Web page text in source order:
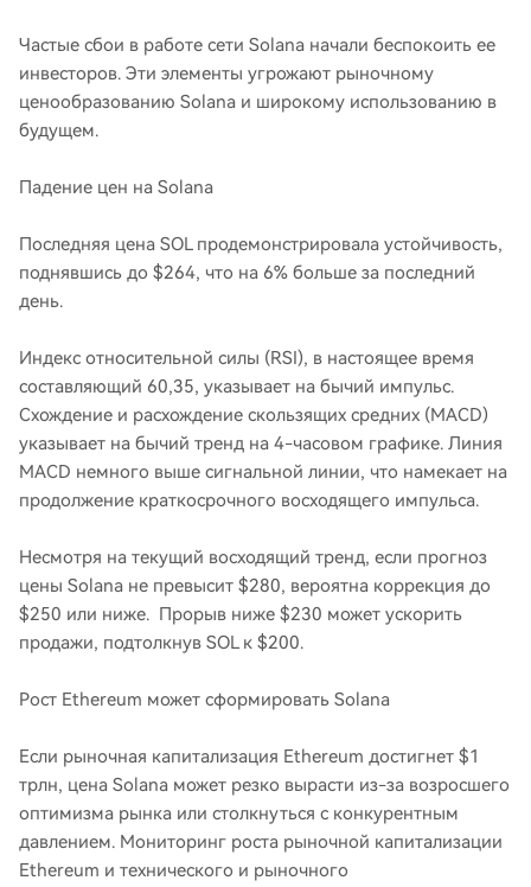
Частые сбои в работе сети Solana начали беспокоить ее
инвесторов. Эти элементы угрожают рыночному
ценообразованию Solana и широкому использованию в
будущем.
Падение цен на Solana
Последняя цена SOL продемонстрировала устойчивость,
поднявшись до $264, что на 6% больше за последний
день.
Индекс относительной силы (RSI), в настоящее время
составляющий 60,35, указывает на бычий импульс.
Схождение и расхождение скользящих средних (MACD)
указывает на бычий тренд на 4-часовом графике. Линия
MACD немного выше сигнальной линии, что намекает на
продолжение краткосрочного восходящего импульса.
Несмотря на текущий восходящий тренд, если прогноз
цены Solana не превысит $280, вероятна коррекция до
$250 или ниже. Прорыв ниже $230 может ускорить
продажи, подтолкнув SOL к $200.
Рост Ethereum может сформировать Solana
Если рыночная капитализация Ethereum достигнет $1
трлн, цена Solana может резко вырасти из-за возросшего
оптимизма рынка или столкнуться с конкурентным
давлением. Мониторинг роста рыночной капитализации
Ethereum и технического и рыночного